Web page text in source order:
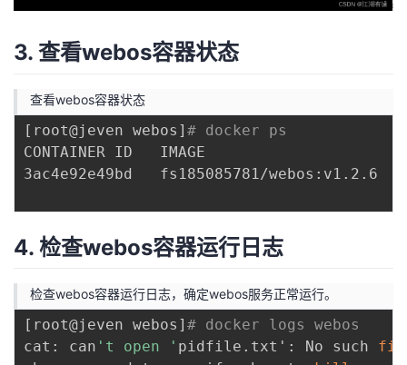
3. 查看webos容器状态
查看webos容器状态
[ root@jeven webos ] # docker ps
CONTAINER ID   IMAGE
3ac4e92e49bd   fs185085781/webos:v1.2.6
4. 检查webos容器运行日志
检查webos容器运行日志，确定webos服务正常运行。
[ root@jeven webos ] # docker logs webos
cat: can 't open ' pidfile.txt': No such